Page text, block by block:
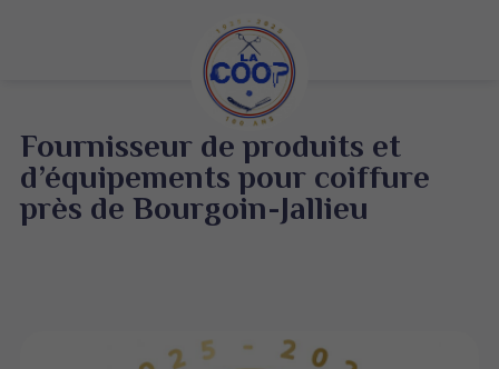
Fournisseur de produits et
d’équipements pour coiffure
près de Bourgoin-Jallieu